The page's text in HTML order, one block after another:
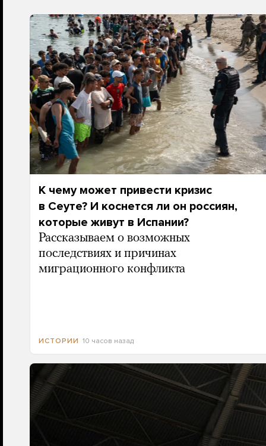
К чему может привести кризис
в Сеуте? И коснется ли он россиян,
которые живут в Испании?
Рассказываем о возможных
последствиях и причинах
миграционного конфликта
ИСТОРИИ 10 часов назад